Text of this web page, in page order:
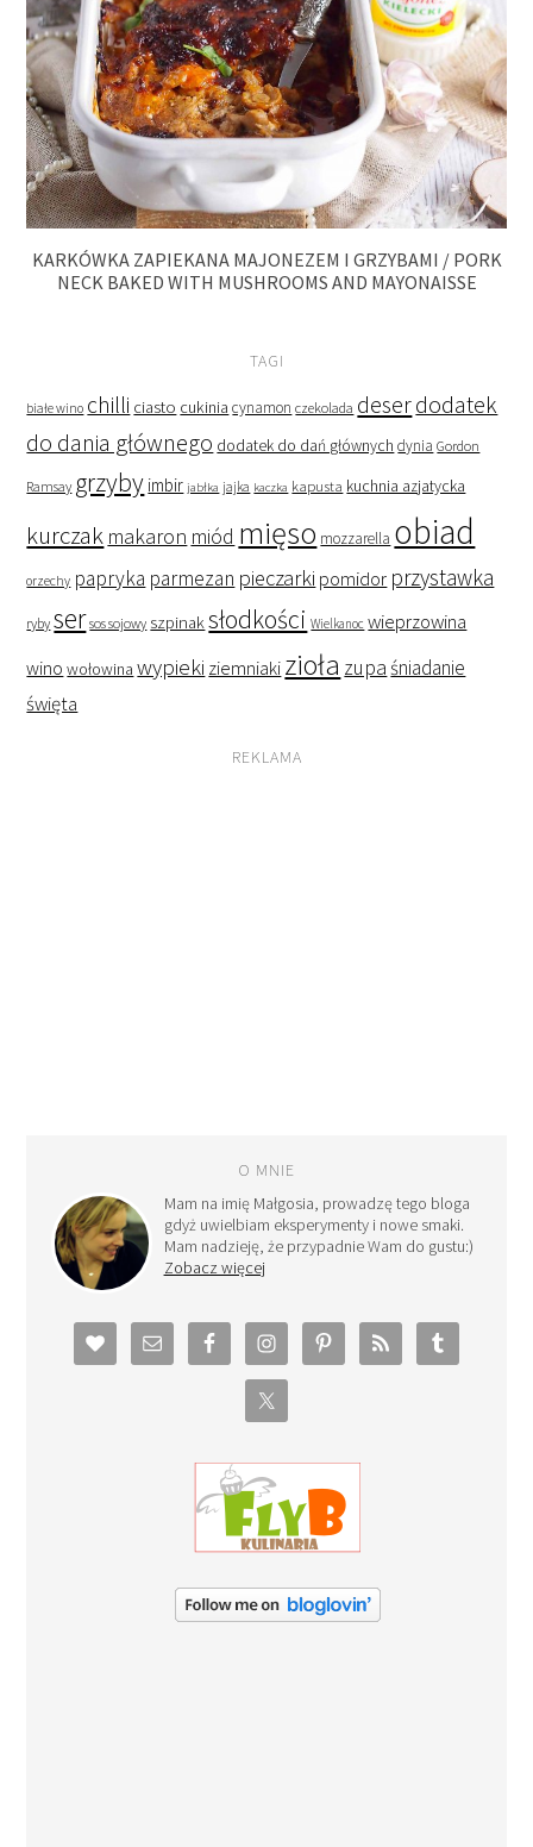
KARKÓWKA ZAPIEKANA MAJONEZEM I GRZYBAMI / PORK
NECK BAKED WITH MUSHROOMS AND MAYONAISSE
TAGI
białe wino chilli ciasto cukinia cynamon czekolada deserdodatek
do dania głównego dodatek do dań głównych dynia Gordon
Ramsay grzyby imbir jabłka jajka kaczka kapusta kuchnia azjatycka
kurczak makaron miód mięso mozzarella obiad
orzechy papryka parmezan pieczarki pomidor przystawka
ryby ser sos sojowy szpinaksłodkości Wielkanoc wieprzowina
wino wołowina wypieki ziemniaki zioła zupaśniadanie
święta
REKLAMA
O MNIE
Mam na imię Małgosia, prowadzę tego bloga
gdyż uwielbiam eksperymenty i nowe smaki.
Mam nadzieję, że przypadnie Wam do gustu:)
Zobacz więcej